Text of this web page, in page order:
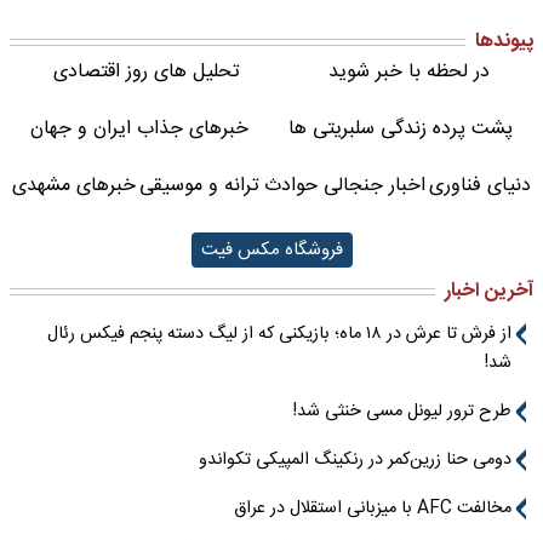
پیوندها
در لحظه با خبر شوید
تحلیل های روز اقتصادی
پشت پرده زندگی سلبریتی ها
خبرهای جذاب ایران و جهان
دنیای فناوریاخبار جنجالی حوادثترانه و موسیقیخبرهای مشهدی
فروشگاه مکس فیت
آخرین اخبار
از فرش تا عرش در ۱۸ ماه؛ بازیکنی که از لیگ دسته پنجم فیکس رئال
شد!
طرح ترور لیونل مسی خنثی شد!
دومی حنا زرین‌کمر در رنکینگ المپیکی تکواندو
مخالفت AFC با میزبانی استقلال در عراق